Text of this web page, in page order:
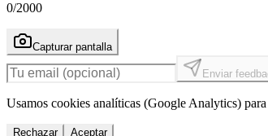
0/2000
Capturar pantalla
Enviar
Usamos cookies analíticas (Google Analytics)
Rechazar Aceptar